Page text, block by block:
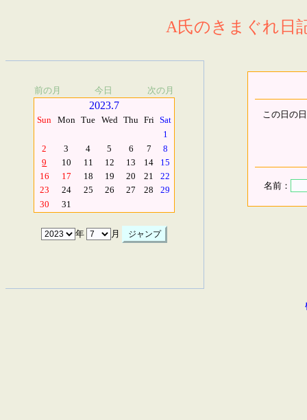
A氏のきまぐれ日
前の月 今日 次の月
2023.7
Sun Mon Tue Wed Thu Fri Sat
1
2
3 4 5 6 7
8
9
10 11 12 13 14
15
16
17 18 19 20 21
22
23
24 25 26 27 28
29
30
31
年 月
この日の
名前：